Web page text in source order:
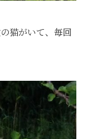
猫がいて、毎回